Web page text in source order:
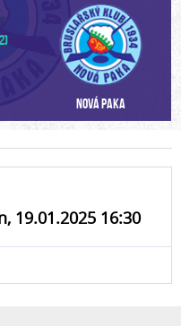
Nová Paka
19.01.2025 16:30